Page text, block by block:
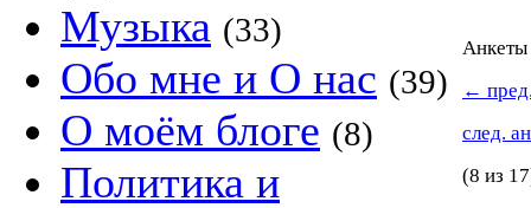
Музыка (33)
Обо мне и О нас (39)
О моём блоге (8)
Политика и
Анкеты
←
след.
(8 из